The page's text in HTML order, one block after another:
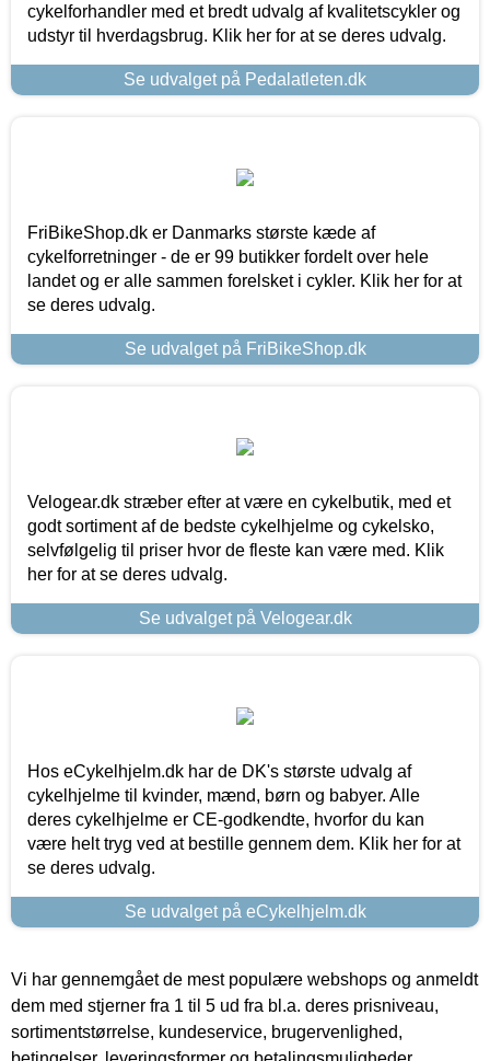
cykelforhandler med et bredt udvalg af kvalitetscykler og
udstyr til hverdagsbrug. Klik her for at se deres udvalg.
Se udvalget på Pedalatleten.dk
FriBikeShop.dk er Danmarks største kæde af
cykelforretninger - de er 99 butikker fordelt over hele
landet og er alle sammen forelsket i cykler. Klik her for at
se deres udvalg.
Se udvalget på FriBikeShop.dk
Velogear.dk stræber efter at være en cykelbutik, med et
godt sortiment af de bedste cykelhjelme og cykelsko,
selvfølgelig til priser hvor de fleste kan være med. Klik
her for at se deres udvalg.
Se udvalget på Velogear.dk
Hos eCykelhjelm.dk har de DK's største udvalg af
cykelhjelme til kvinder, mænd, børn og babyer. Alle
deres cykelhjelme er CE-godkendte, hvorfor du kan
være helt tryg ved at bestille gennem dem. Klik her for at
se deres udvalg.
Se udvalget på eCykelhjelm.dk
Vi har gennemgået de mest populære webshops og anmeldt
dem med stjerner fra 1 til 5 ud fra bl.a. deres prisniveau,
sortimentstørrelse, kundeservice, brugervenlighed,